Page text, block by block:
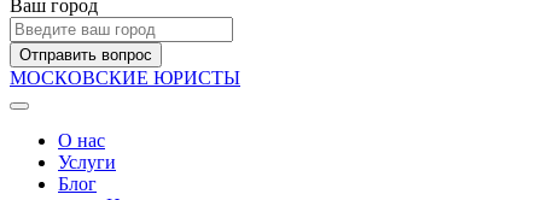
Ваш город
Отправить вопрос
МОСКОВСКИЕ ЮРИСТЫ
О нас
Услуги
Блог